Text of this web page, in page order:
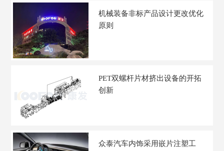
机械装备非标产品设计更改优化
原则
PET双螺杆片材挤出设备的开拓
创新
众泰汽车内饰采用嵌片注塑工